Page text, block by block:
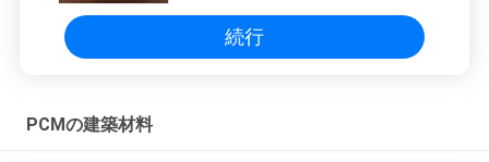
続行
PCMの建築材料